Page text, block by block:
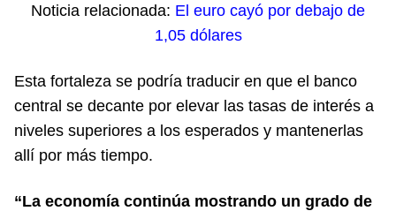
Noticia relacionada: El euro cayó por debajo de
1,05 dólares
Esta fortaleza se podría traducir en que el banco
central se decante por elevar las tasas de interés a
niveles superiores a los esperados y mantenerlas
allí por más tiempo.
“La economía continúa mostrando un grado de